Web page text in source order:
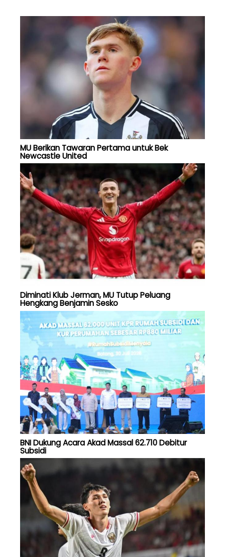
MU Berikan Tawaran Pertama untuk Bek
Newcastle United
Diminati Klub Jerman, MU Tutup Peluang
Hengkang Benjamin Sesko
BNI Dukung Acara Akad Massal 62.710 Debitur
Subsidi